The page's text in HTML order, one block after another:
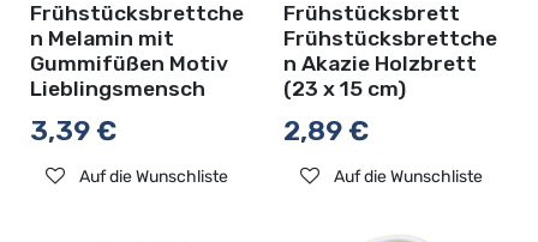
Frühstücksbrettche
n Melamin mit
Gummifüßen Motiv
Lieblingsmensch
3,39€
Auf die Wunschliste
Frühstücksbrett
Frühstücksbrettche
n Akazie Holzbrett
(23 x 15 cm)
2,89€
Auf die Wunschliste